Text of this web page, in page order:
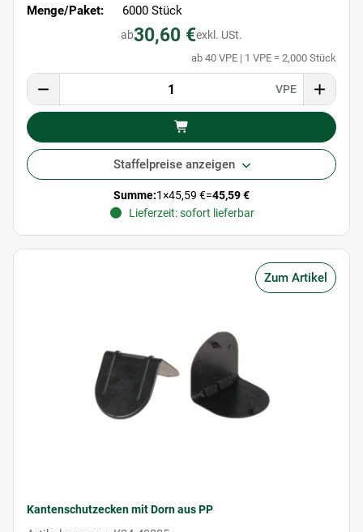
Menge/Paket:
6000 Stück
ab30,60 €exkl. USt.
ab 40 VPE | 1 VPE = 2,000 Stück
VPE
Staffelpreise anzeigen
Summe:1×45,59 €=45,59 €
Lieferzeit: sofort lieferbar
Zum Artikel
Kantenschutzecken mit Dorn aus PP